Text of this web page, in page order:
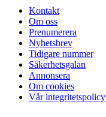
Kontakt
Om oss
Prenumerera
Nyhetsbrev
Tidigare nummer
Säkerhetsgalan
Annonsera
Om cookies
Vår integritetspolicy